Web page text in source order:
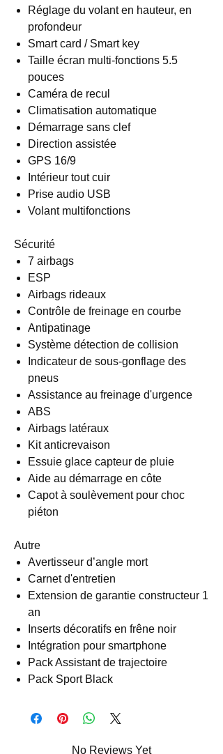
Réglage du volant en hauteur, en
profondeur
Smart card / Smart key
Taille écran multi-fonctions 5.5
pouces
Caméra de recul
Climatisation automatique
Démarrage sans clef
Direction assistée
GPS 16/9
Intérieur tout cuir
Prise audio USB
Volant multifonctions
Sécurité
7 airbags
ESP
Airbags rideaux
Contrôle de freinage en courbe
Antipatinage
Système détection de collision
Indicateur de sous-gonflage des
pneus
Assistance au freinage d'urgence
ABS
Airbags latéraux
Kit anticrevaison
Essuie glace capteur de pluie
Aide au démarrage en côte
Capot à soulèvement pour choc
piéton
Autre
Avertisseur d’angle mort
Carnet d'entretien
Extension de garantie constructeur 1
an
Inserts décoratifs en frêne noir
Intégration pour smartphone
Pack Assistant de trajectoire
Pack Sport Black
No Reviews Yet